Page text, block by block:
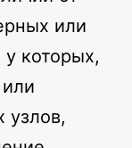
или
которых,
узлов,